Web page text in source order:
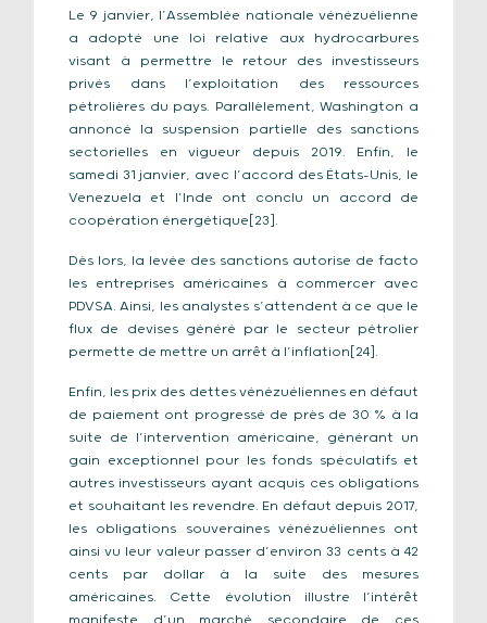
Le 9 janvier, l’Assemblée nationale vénézuélienne
a adopté une loi relative aux hydrocarbures
visant à permettre le retour des investisseurs
privés dans l’exploitation des ressources
pétrolières du pays. Parallèlement, Washington a
annoncé la suspension partielle des sanctions
sectorielles en vigueur depuis 2019. Enfin, le
samedi 31 janvier, avec l’accord des États-Unis, le
Venezuela et l’Inde ont conclu un accord de
coopération énergétique[23].
Dès lors, la levée des sanctions autorise de facto
les entreprises américaines à commercer avec
PDVSA. Ainsi, les analystes s’attendent à ce que le
flux de devises généré par le secteur pétrolier
permette de mettre un arrêt à l’inflation[24].
Enfin, les prix des dettes vénézuéliennes en défaut
de paiement ont progressé de près de 30 % à la
suite de l’intervention américaine, générant un
gain exceptionnel pour les fonds spéculatifs et
autres investisseurs ayant acquis ces obligations
et souhaitant les revendre. En défaut depuis 2017,
les obligations souveraines vénézuéliennes ont
ainsi vu leur valeur passer d’environ 33 cents à 42
cents par dollar à la suite des mesures
américaines. Cette évolution illustre l’intérêt